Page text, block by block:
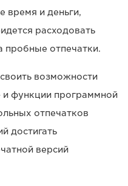
время и деньги,
расходовать
пробные отпечатки.
возможности
и функции программной
отпечатков
достигать
версий